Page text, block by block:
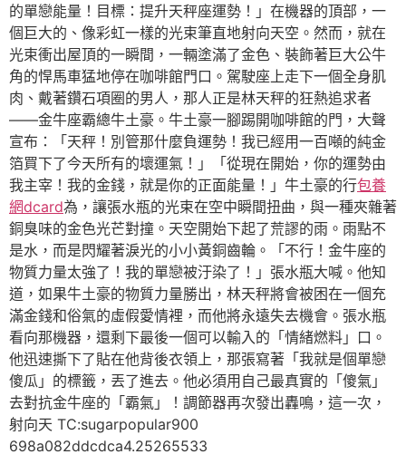
的單戀能量！目標：提升天秤座運勢！」在機器的頂部，一
個巨大的、像彩虹一樣的光束筆直地射向天空。然而，就在
光束衝出屋頂的一瞬間，一輛塗滿了金色、裝飾著巨大公牛
角的悍馬車猛地停在咖啡館門口。駕駛座上走下一個全身肌
肉、戴著鑽石項圈的男人，那人正是林天秤的狂熱追求者
——金牛座霸總牛土豪。牛土豪一腳踢開咖啡館的門，大聲
宣布：「天秤！別管那什麼負運勢！我已經用一百噸的純金
箔買下了今天所有的壞運氣！」「從現在開始，你的運勢由
我主宰！我的金錢，就是你的正面能量！」牛土豪的行包養
網dcard為，讓張水瓶的光束在空中瞬間扭曲，與一種夾雜著
銅臭味的金色光芒對撞。天空開始下起了荒謬的雨。雨點不
是水，而是閃耀著淚光的小小黃銅齒輪。「不行！金牛座的
物質力量太強了！我的單戀被汙染了！」張水瓶大喊。他知
道，如果牛土豪的物質力量勝出，林天秤將會被困在一個充
滿金錢和俗氣的虛假愛情裡，而他將永遠失去機會。張水瓶
看向那機器，還剩下最後一個可以輸入的「情緒燃料」口。
他迅速撕下了貼在他背後衣領上，那張寫著「我就是個單戀
傻瓜」的標籤，丟了進去。他必須用自己最真實的「傻氣」
去對抗金牛座的「霸氣」！調節器再次發出轟鳴，這一次，
射向天 TC:sugarpopular900
698a082ddcdca4.25265533